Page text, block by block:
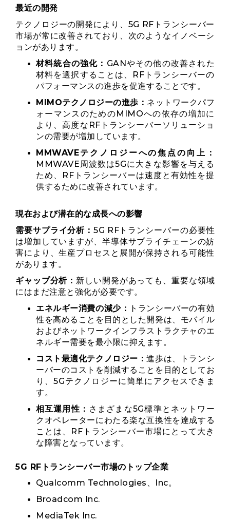
最近の開発
テクノロジーの開発により、5G RFトランシーバー
市場が常に改善されており、次のようなイノベーシ
ョンがあります。
材料統合の強化： GANやその他の改善された
材料を選択することは、RFトランシーバーの
パフォーマンスの進歩を促進することです。
MIMOテクノロジーの進歩： ネットワークパフ
ォーマンスのためのMIMOへの依存の増加に
より、高度なRFトランシーバーソリューショ
ンの需要が増加しています。
MMWAVEテクノロジーへの焦点の向上：
MMWAVE周波数は5Gに大きな影響を与える
ため、RFトランシーバーは速度と有効性を提
供するために改善されています。
現在および潜在的な成長への影響
需要サプライ分析：5G RFトランシーバーの必要性
は増加していますが、半導体サプライチェーンの妨
害により、生産プロセスと展開が保持される可能性
があります。
ギャップ分析： 新しい開発があっても、重要な領域
にはまだ注意と強化が必要です。
エネルギー消費の減少： トランシーバーの有効
性を高めることを目的とした開発は、モバイル
およびネットワークインフラストラクチャのエ
ネルギー需要を最小限に抑えます。
コスト最適化テクノロジー：進歩は、トランシ
ーバーのコストを削減することを目的としてお
り、5Gテクノロジーに簡単にアクセスできま
す。
相互運用性： さまざまな5G標準とネットワー
クオペレーターにわたる楽な互換性を達成する
ことは、RFトランシーバー市場にとって大き
な障害となっています。
5G RFトランシーバー市場のトップ企業
Qualcomm Technologies、Inc。
Broadcom Inc.
MediaTek Inc.